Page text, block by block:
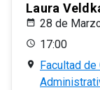
Laura
28 de
17:00
Facultad